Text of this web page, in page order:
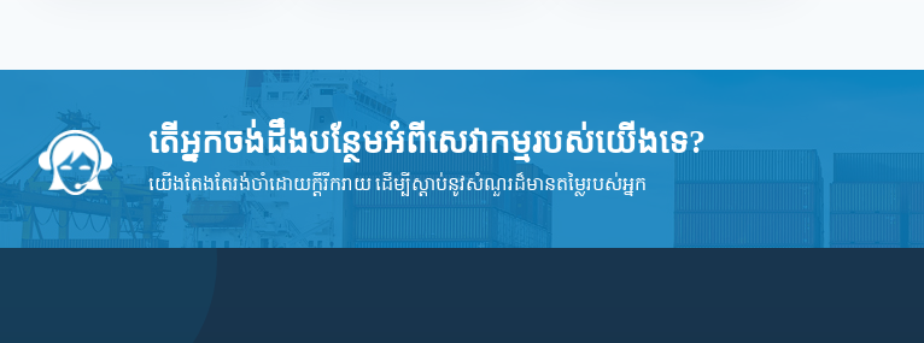
តើអ្នកចង់ដឹងបន្ថែមអំពីសេវាកម្មរបស់យើងទេ?
យើងតែងតែរង់ចាំដោយក្ដីរីករាយ ដើម្បីស្តាប់នូវ​សំណួរដ៏​មានតម្លៃរបស់អ្នក